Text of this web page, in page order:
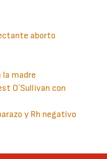
aborto
la madre
O´Sullivan con
y Rh negativo